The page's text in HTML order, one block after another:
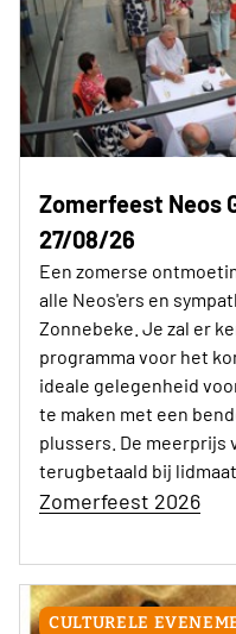
Zomerfeest Neos
27/08/26
Een zomerse
alle Neos'ers en
Zonnebeke. Je zal er
programma voor het
ideale gelegenheid
te maken met een
plussers. De
terugbetaald bij
Zomerfeest 2026
CULTURELE